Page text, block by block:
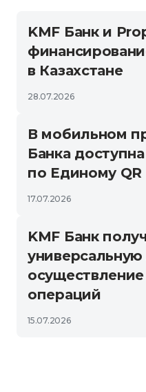
KMF Банк и
в Казахстане
28.07.2026
В мобильном
Банка
по Единому QR
17.07.2026
KMF Банк
операций
15.07.2026